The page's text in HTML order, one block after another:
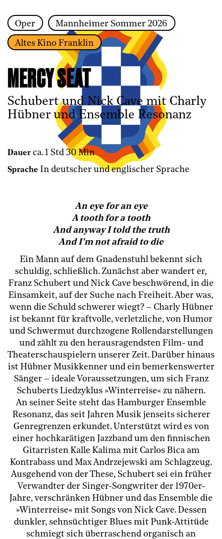
Zur Hauptnavigation springen
Zum Hauptinhalt springen Zum Footer springen
Oper Mannheimer Sommer 2026
Altes Kino Franklin
MERCY SEAT
Schubert und Nick Cave mit Charly
Hübner und Ensemble Resonanz
Dauer ca. 1 Std 30 Min
Sprache In deutscher und englischer Sprache
An eye for an eye
A tooth for a tooth
And anyway I told the truth
And I’m not afraid to die
Ein Mann auf dem Gnadenstuhl bekennt sich
schuldig, schließlich. Zunächst aber wandert er,
Franz Schubert und Nick Cave beschwörend, in die
Einsamkeit, auf der Suche nach Freiheit. Aber was,
wenn die Schuld schwerer wiegt? – Charly Hübner
ist bekannt für kraftvolle, verletzliche, von Humor
und Schwermut durchzogene Rollendarstellungen
und zählt zu den herausragendsten Film- und
Theaterschauspielern unserer Zeit. Darüber hinaus
ist Hübner Musikkenner und ein bemerkenswerter
Sänger – ideale Voraussetzungen, um sich Franz
Schuberts Liedzyklus »Winterreise« zu nähern.
An seiner Seite steht das Hamburger Ensemble
Resonanz, das seit Jahren Musik jenseits sicherer
Genregrenzen erkundet. Unterstützt wird es von
einer hochkarätigen Jazzband um den finnischen
Gitarristen Kalle Kalima mit Carlos Bica am
Kontrabass und Max Andrzejewski am Schlagzeug.
Ausgehend von der These, Schubert sei ein früher
Verwandter der Singer-Songwriter der 1970er-
Jahre, verschränken Hübner und das Ensemble die
»Winterreise« mit Songs von Nick Cave. Dessen
dunkler, sehnsüchtiger Blues mit Punk-Attitüde
schmiegt sich überraschend organisch an